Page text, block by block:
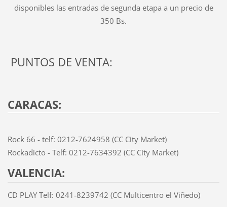
disponibles las entradas de segunda etapa a un precio de
350 Bs.
PUNTOS DE VENTA:
CARACAS:
Rock 66 - telf: 0212-7624958 (CC City Market)
Rockadicto - Telf: 0212-7634392 (CC City Market)
VALENCIA:
CD PLAY Telf: 0241-8239742 (CC Multicentro el Viñedo)